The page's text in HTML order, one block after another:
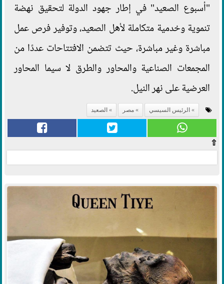
"أسبوع الصعيد" في إطار جهود الدولة لتحقيق نهضة
تنموية وخدمية متكاملة لأهل الصعيد، وتوفير فرص عمل
مباشرة وغير مباشرة، حيث تتضمن الافتتاحات عددًا من
المجمعات الصناعية والمحاور والطرق لا سيما المحاور
العرضية على نهر النيل.
الرئيس السيسي مصر الصعيد
⇧